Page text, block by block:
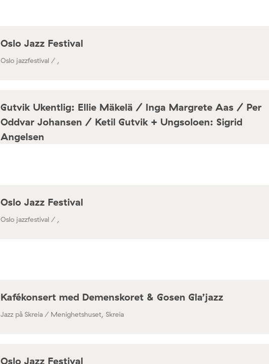
Oslo Jazz Festival
Oslo jazzfestival / ,
Gutvik Ukentlig: Ellie Mäkelä / Inga Margrete Aas / Per
Oddvar Johansen / Ketil Gutvik + Ungsoloen: Sigrid
Angelsen
Oslo Jazz Festival
Oslo jazzfestival / ,
Kafékonsert med Demenskoret & Gosen Gla’jazz
Jazz på Skreia / Menighetshuset, Skreia
Oslo Jazz Festival